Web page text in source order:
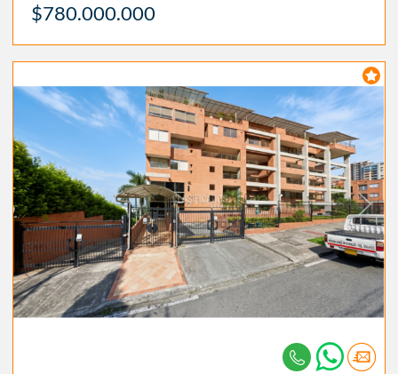
$780.000.000